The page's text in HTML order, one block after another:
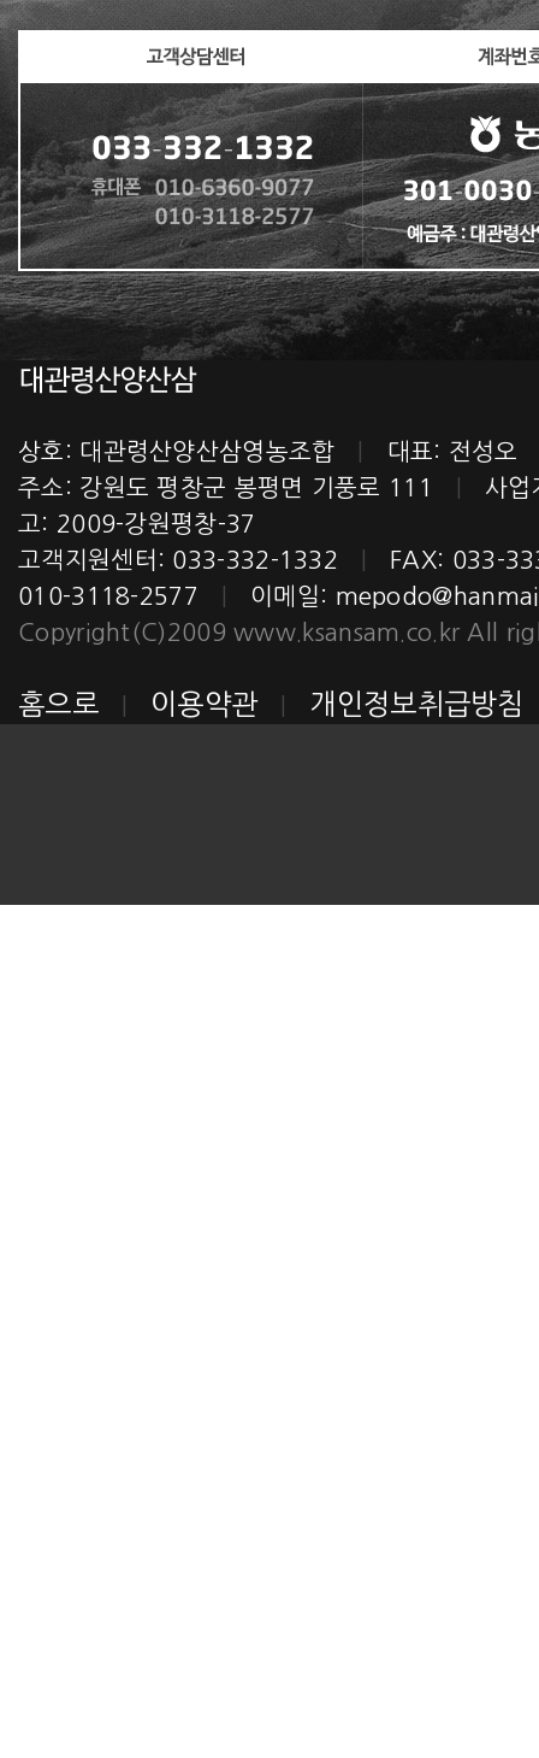
상호: 대관령산양산삼영농조합
대표: 전성
주소: 강원도 평창군 봉평면 기풍로 111
사업
고: 2009-강원평창-37
고객지원센터: 033-332-1332
FAX: 033-
010-3118-2577
이메일:
Copyright(C)2009 www.ksansam.co.kr All
홈으로 이용약관 개인정보취급방침